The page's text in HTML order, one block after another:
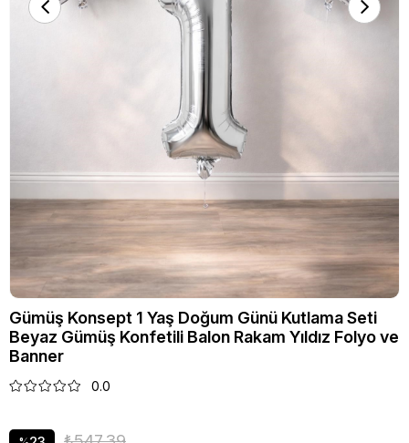
Gümüş Konsept 1 Yaş Doğum Günü Kutlama Seti
Beyaz Gümüş Konfetili Balon Rakam Yıldız Folyo ve
Banner
0.0